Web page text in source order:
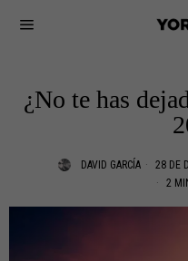
¿No te has
DAVID GARCÍA 28 DE
2